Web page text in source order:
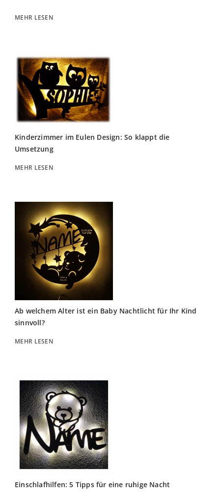
MEHR LESEN
Kinderzimmer im Eulen Design: So klappt die
Umsetzung
MEHR LESEN
Ab welchem Alter ist ein Baby Nachtlicht für Ihr Kind
sinnvoll?
MEHR LESEN
Einschlafhilfen: 5 Tipps für eine ruhige Nacht